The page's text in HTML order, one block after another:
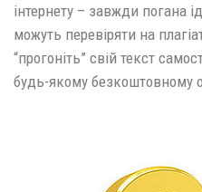
інтернету – завжди погана
можуть перевіряти на
“прогоніть” свій текст
будь-якому безкоштовному